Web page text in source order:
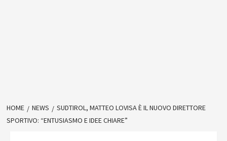
HOME NEWS
SUDTIROL, MATTEO LOVISA È IL NUOVO DIRETTORE
SPORTIVO: “ENTUSIASMO E IDEE CHIARE”